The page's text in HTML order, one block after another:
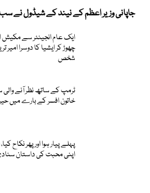
جاپانی وزیر اعظم کے نیند کے شیڈول نے سب
ایک عام انجینئر سے مکیش
چھوڑ کر ایشیا کا دوسرا امیر
شخص
ٹرمپ کے ساتھ نظر آنے والی
خاتون افسر کے بارے میں
اپنی محبت کی داستان